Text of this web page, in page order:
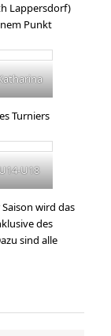
Lappersdorf)
Punkt
Turniers
U18
wird das
des
sind alle